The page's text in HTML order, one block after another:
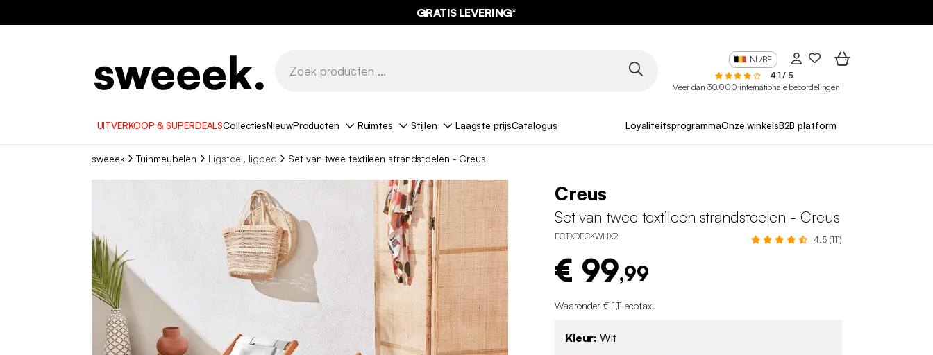
GRATIS LEVERING*
NL/BE
4,1 / 5
Meer dan 30.000 internationale beoordelingen
UITVERKOOP & SUPERDEALSCollectiesNieuwProducten Ruimtes Stijlen Laagste prijsCatalogus LoyaliteitsprogrammaOnze winkelsB2B platform
sweeek Tuinmeubelen Ligstoel, ligbed Set van twee textileen strandstoelen - Creus
Creus
Set van twee textileen strandstoelen - Creus
ECTXDECKWHX2 4.5 (111)
€ 99,99
Waaronder € 1,11 ecotax.
Kleur: Wit